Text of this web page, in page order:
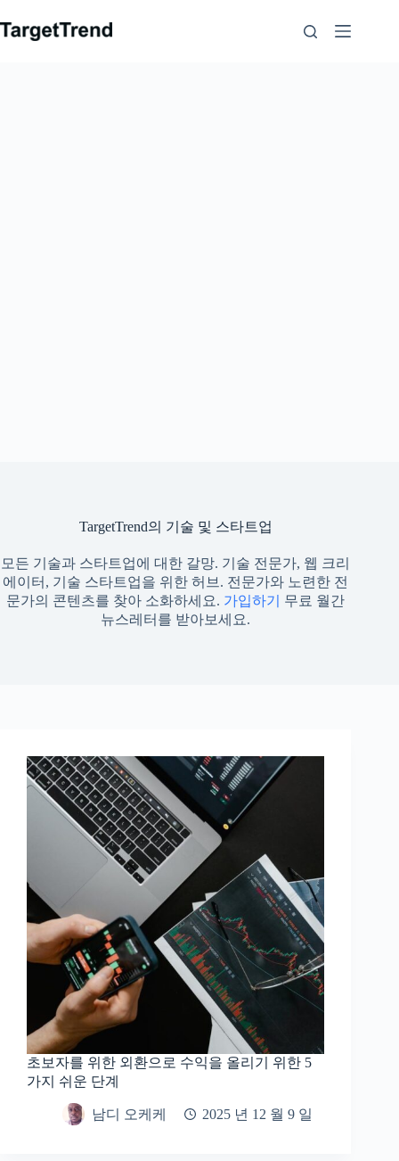
텐
TargetTrend의 기술 및 스타트업
모든 기술과 스타트업에 대한 갈망. 기술 전문가, 웹 크리
에이터, 기술 스타트업을 위한 허브. 전문가와 노련한 전
문가의 콘텐츠를 찾아 소화하세요. 가입하기
무료 월간
뉴스레터를 받아보세요.
초보자를 위한 외환으로 수익을 올리기 위한 5
가지 쉬운 단계
남디 오케케 2025 년 12 월 9 일